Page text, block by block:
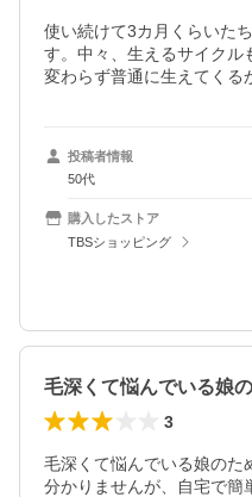
使い続けて3カ月くらいた
す。中々、生えるサイクル
変わらず普通に生えてくる
投稿者情報
50代
購入したストア
TBSショッピング
3
毛深くて悩んでいる娘のた
分かりませんが、自宅で簡